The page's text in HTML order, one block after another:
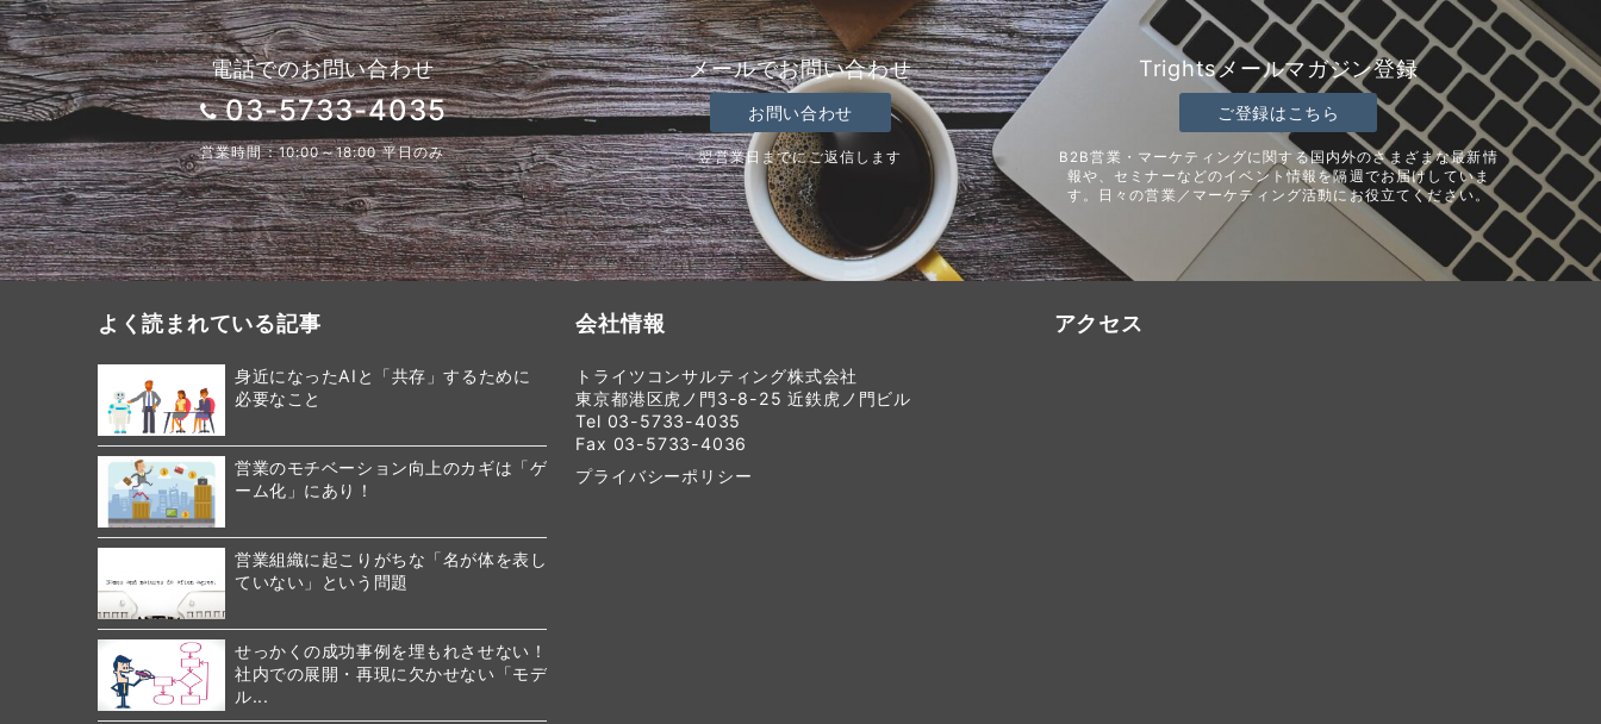
電話でのお問い合わせ
03-5733-4035
営業時間：10:00～18:00 平日のみ
メールでお問い合わせ
お問い合わせ
翌営業日までにご返信します
Trightsメールマガジン登録
ご登録はこちら
B2B営業・マーケティングに関する国内外のさまざまな最新情
報や、セミナーなどのイベント情報を隔週でお届けしていま
す。日々の営業／マーケティング活動にお役立てください。
よく読まれている記事
身近になったAIと「共存」するために
必要なこと
営業のモチベーション向上のカギは「ゲ
ーム化」にあり！
営業組織に起こりがちな「名が体を表し
ていない」という問題
せっかくの成功事例を埋もれさせない！
社内での展開・再現に欠かせない「モデ
ル...
会社情報
トライツコンサルティング株式会社
東京都港区虎ノ門3-8-25 近鉄虎ノ門ビル
Tel 03-5733-4035
Fax 03-5733-4036
プライバシーポリシー
アクセス